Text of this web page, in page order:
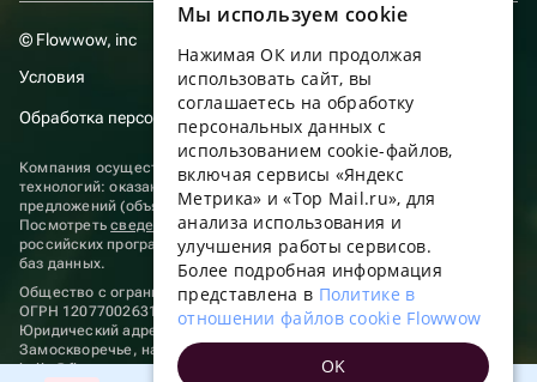
© Flowwow, inc
Условия
Обработка персональных данных
Компания осуществляет деятельность в области информационных
технологий: оказание услуг в сети “Интернет” по размещению
предложений (объявлений) продавцов о реализации товаров.
Посмотретьсведения о программах, включенных в реестр
российских программ для электронных вычислительных машин и
баз данных.
Общество с ограниченной ответственностью «ФЛАУВАУ»
ОГРН 1207700263198, ИНН 9702020445
Юридический адрес: г. Москва, вн.тер. г. Муниципальный округ
Замоскворечье, наб. Садовническая, д. 9, помещ. 2/3.
hello@flowwow.com
8 800 555-16-15
ENGLISH
UKRAINIAN
PORTUGUESE
FRENCH
TURKISH
Мы используем сookie
Нажимая ОК или продолжая
использовать сайт, вы
соглашаетесь на обработку
персональных данных с
использованием cookie-файлов,
включая сервисы «Яндекс
Метрика» и «Top Mail.ru», для
анализа использования и
улучшения работы сервисов.
Более подробная информация
представлена в Политике в
отношении файлов cookie Flowwow
OK